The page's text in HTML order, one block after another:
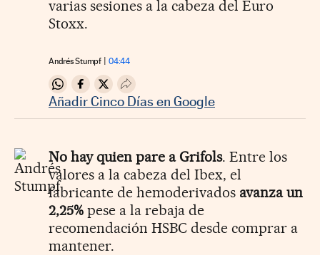
varias sesiones a la cabeza del Euro
Stoxx.
Andrés Stumpf 04:44
Compartir en Whatsapp
Compartir en Facebook
Compartir en Twitter
Desplegar Redes Sociales
Añadir Cinco Días en Google
No hay quien pare a Grifols. Entre los
valores a la cabeza del Ibex, el
fabricante de hemoderivados avanza un
2,25% pese a la rebaja de
recomendación HSBC desde comprar a
mantener.